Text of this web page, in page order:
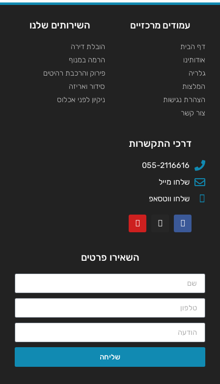
עמודים מרכזיים
דף הבית
אודותינו
גלריה
המלצות
הצהרת נגישות
צור קשר
השירותים שלנו
הובלת דירה
הרמה במנוף
פירוק והרכבת רהיטים
סידור ואריזה
ניקיון לפני אכלוס
דרכי התקשרות
055-2116616
שלחו מייל
שלחו ווטסאפ
השאירו פרטים
שליחה